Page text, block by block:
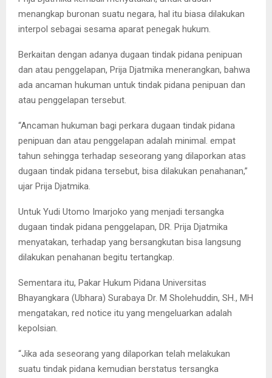
menangkap buronan suatu negara, hal itu biasa dilakukan
interpol sebagai sesama aparat penegak hukum.
Berkaitan dengan adanya dugaan tindak pidana penipuan
dan atau penggelapan, Prija Djatmika menerangkan, bahwa
ada ancaman hukuman untuk tindak pidana penipuan dan
atau penggelapan tersebut.
“Ancaman hukuman bagi perkara dugaan tindak pidana
penipuan dan atau penggelapan adalah minimal. empat
tahun sehingga terhadap seseorang yang dilaporkan atas
dugaan tindak pidana tersebut, bisa dilakukan penahanan,”
ujar Prija Djatmika.
Untuk Yudi Utomo Imarjoko yang menjadi tersangka
dugaan tindak pidana penggelapan, DR. Prija Djatmika
menyatakan, terhadap yang bersangkutan bisa langsung
dilakukan penahanan begitu tertangkap.
Sementara itu, Pakar Hukum Pidana Universitas
Bhayangkara (Ubhara) Surabaya Dr. M Sholehuddin, SH., MH
mengatakan, red notice itu yang mengeluarkan adalah
kepolsian.
“Jika ada seseorang yang dilaporkan telah melakukan
suatu tindak pidana kemudian berstatus tersangka